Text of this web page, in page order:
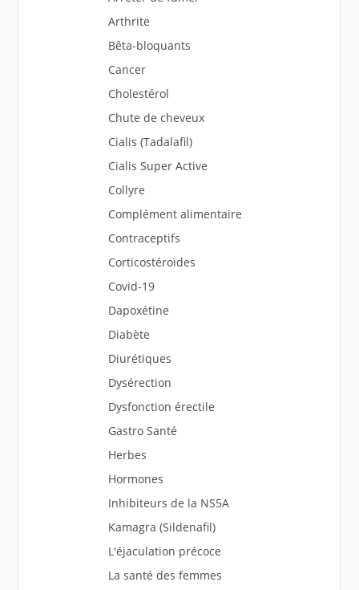
Arthrite
Bêta-bloquants
Cancer
Cholestérol
Chute de cheveux
Cialis (Tadalafil)
Cialis Super Active
Collyre
Complément alimentaire
Contraceptifs
Corticostéroïdes
Covid-19
Dapoxétine
Diabète
Diurétiques
Dysérection
Dysfonction érectile
Gastro Santé
Herbes
Hormones
Inhibiteurs de la NS5A
Kamagra (Sildenafil)
L'éjaculation précoce
La santé des femmes